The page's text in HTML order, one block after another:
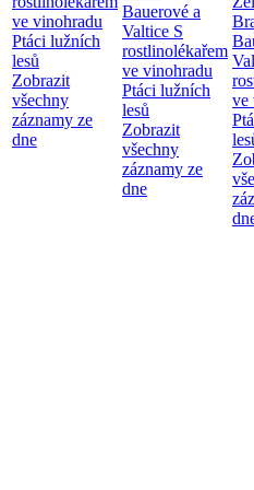
ve vinohradu
Ptáci lužních
lesů
Zobrazit
všechny
záznamy ze
dne
Bauerové a
Valtice S
rostlinolékařem
ve vinohradu
Ptáci lužních
lesů
Zobrazit
všechny
záznamy ze
dne
ve